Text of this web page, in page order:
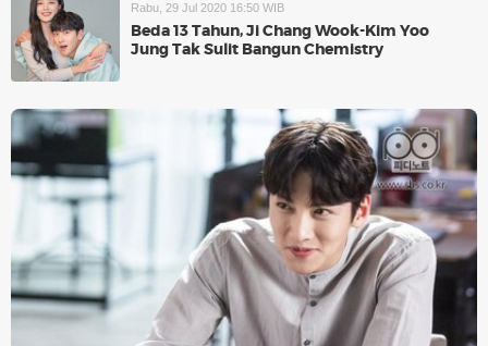
Rabu, 29 Jul 2020 16:50 WIB
Beda 13 Tahun, Ji Chang Wook-Kim Yoo
Jung Tak Sulit Bangun Chemistry